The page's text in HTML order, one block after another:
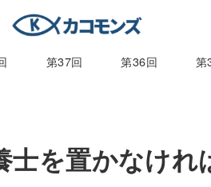
第37回 第36回 第
士を置かなけれ